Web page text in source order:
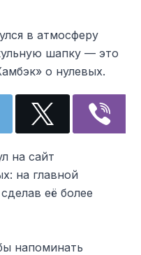
в атмосферу
шапку — это
о нулевых.
на сайт
на главной
её более
напоминать